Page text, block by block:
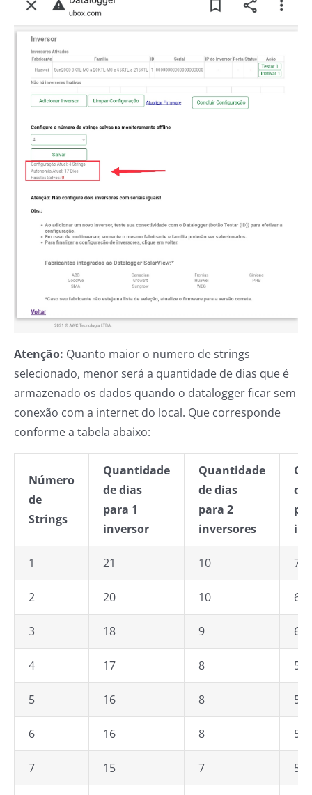
Atenção: Quanto maior o numero de strings
selecionado, menor será a quantidade de dias que é
armazenado os dados quando o datalogger ficar sem
conexão com a internet do local. Que corresponde
conforme a tabela abaixo:
Número
de
Strings
Quantidade
de dias
para 1
inversor
Quantidade
de dias
para 2
inversores
de
1 21 10 7
2 20 10 6
3 18 9 6
4 17 8 5
5 16 8 5
6 16 8 5
7 15 7 5